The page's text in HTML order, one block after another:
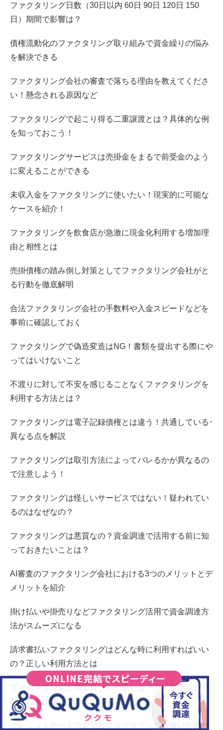
ファクタリング日数（30日以内 60日 90日 120日 150
日）期間で影響は？
債権流動化のファクタリング取り組みで資金繰りの悩み
を解決できる
ファクタリング会社の審査で落ちる理由を教えてくださ
い！懸念される原因など
ファクタリングで起こり得る二重譲渡とは？具体的な例
を知っておこう！
ファクタリングサービスは売掛金をまるで前受金のよう
に変えることができる
未収入金をファクタリングに使いたい！現実的に可能な
ケースを紹介！
ファクタリングを飲食店が急激に現金化利用する増加理
由と相性とは
売掛債権の踏み倒し対策としてファクタリング会社がと
る行動を徹底解明
合法ファクタリング会社の手数料や入金スピードなどを
事前に確認しておく
ファクタリングで偽造変造はNG！書類を提出する際にや
ってはいけないこと
不渡りに対して不安を感じることなくファクタリングを
利用する方法とは？
ファクタリングは電子記録債権とは違う！共通している･
異なる点を解説
ファクタリングは取引方法によってバレるかが異なるの
で注意しよう！
ファクタリングは怪しいサービスではない！疑われてい
るのはなぜなの？
ファクタリングは悪質なの？資金調達で活用する前に知
っておきたいことは？
AI審査のファクタリング会社における3つのメリットとデ
メリットを紹介
掛け払いや掛売りなどファクタリング活用で資金調達方
法がスムーズになる
請求書払いファクタリングはどんな時に利用すればいい
の？正しい利用方法とは
ファクタリングと商工ローンの違いは？ファクタリング
なら負債が増えない
クレジットカード現金化とファクタリングの違いを知れ